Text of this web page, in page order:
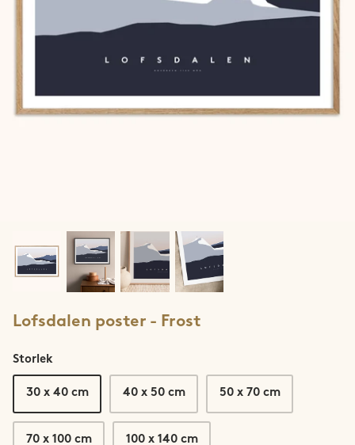
Lyngen
Rolla & Andørja
Romsdalseggen
Senja
Lofsdalen poster - Frost
Storlek
30 x 40 cm 40 x 50 cm 50 x 70 cm
70 x 100 cm 100 x 140 cm